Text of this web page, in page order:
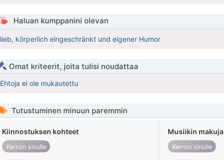
Haluan kumppanini olevan
lieb, körperlich eingeschränkt und eigener Humor
Omat kriteerit, joita tulisi noudattaa
Ehtoja ei ole mukautettu
Tutustuminen minuun paremmin
Kiinnostuksen kohteet
Kerron sinulle
Musiikin makuja
Kerron sinulle